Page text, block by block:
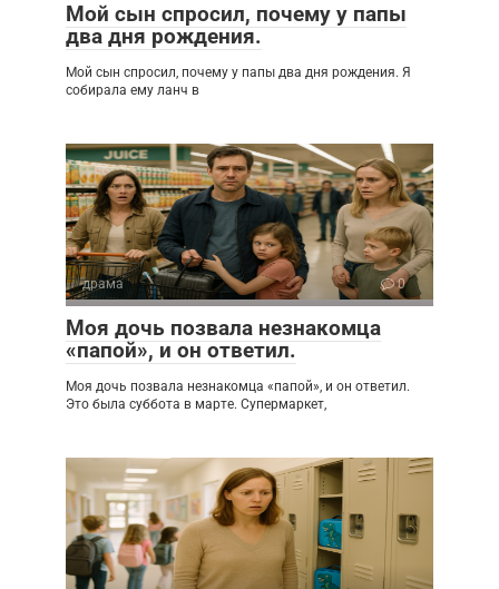
Мой сын спросил, почему у папы
два дня рождения.
Мой сын спросил, почему у папы два дня рождения. Я
собирала ему ланч в
драма 0
Моя дочь позвала незнакомца
«папой», и он ответил.
Моя дочь позвала незнакомца «папой», и он ответил.
Это была суббота в марте. Супермаркет,